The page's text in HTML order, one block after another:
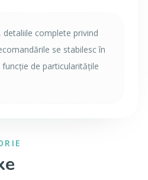
detaliile complete privind
se stabilesc în
de particularitățile